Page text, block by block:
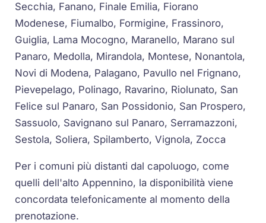
Secchia, Fanano, Finale Emilia, Fiorano
Modenese, Fiumalbo, Formigine, Frassinoro,
Guiglia, Lama Mocogno, Maranello, Marano sul
Panaro, Medolla, Mirandola, Montese, Nonantola,
Novi di Modena, Palagano, Pavullo nel Frignano,
Pievepelago, Polinago, Ravarino, Riolunato, San
Felice sul Panaro, San Possidonio, San Prospero,
Sassuolo, Savignano sul Panaro, Serramazzoni,
Sestola, Soliera, Spilamberto, Vignola, Zocca
Per i comuni più distanti dal capoluogo, come
quelli dell'alto Appennino, la disponibilità viene
concordata telefonicamente al momento della
prenotazione.